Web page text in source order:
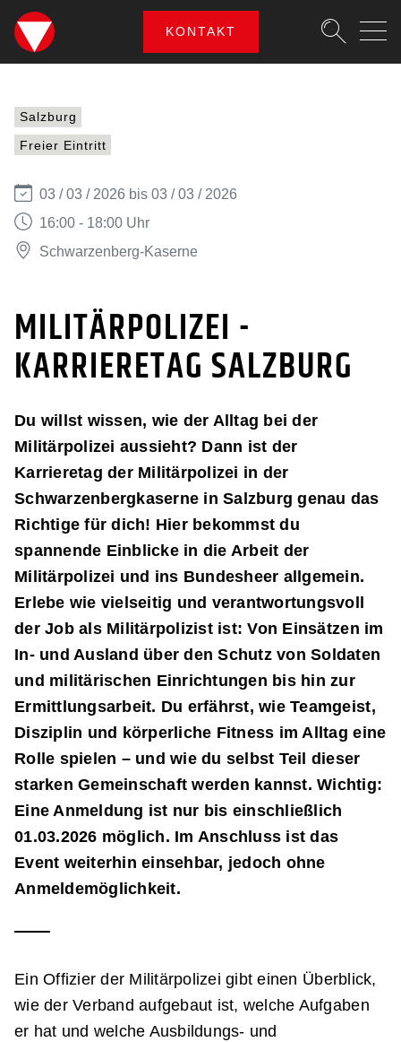
SKIPLINKS Zum Inhalt (Accesskey: 0)
Zur Hauptnavigation
Zur Portalnavigation
Zur Metanavigation
Zum Footer (Accesskey: 6)
KONTAKT
MILITÄRPOLIZEI -
Salzburg
Freier Eintritt
03 / 03 / 2026 bis 03 / 03 / 2026
16:00 - 18:00 Uhr
Schwarzenberg-Kaserne
MILITÄRPOLIZEI -
KARRIERETAG SALZBURG
Du willst wissen, wie der Alltag bei der
Militärpolizei aussieht? Dann ist der
Karrieretag der Militärpolizei in der
Schwarzenbergkaserne in Salzburg genau das
Richtige für dich! Hier bekommst du
spannende Einblicke in die Arbeit der
Militärpolizei und ins Bundesheer allgemein.
Erlebe wie vielseitig und verantwortungsvoll
der Job als Militärpolizist ist: Von Einsätzen im
In- und Ausland über den Schutz von Soldaten
und militärischen Einrichtungen bis hin zur
Ermittlungsarbeit. Du erfährst, wie Teamgeist,
Disziplin und körperliche Fitness im Alltag eine
Rolle spielen – und wie du selbst Teil dieser
starken Gemeinschaft werden kannst. Wichtig:
Eine Anmeldung ist nur bis einschließlich
01.03.2026 möglich. Im Anschluss ist das
Event weiterhin einsehbar, jedoch ohne
Anmeldemöglichkeit.
Ein Offizier der Militärpolizei gibt einen Überblick,
wie der Verband aufgebaut ist, welche Aufgaben
er hat und welche Ausbildungs- und